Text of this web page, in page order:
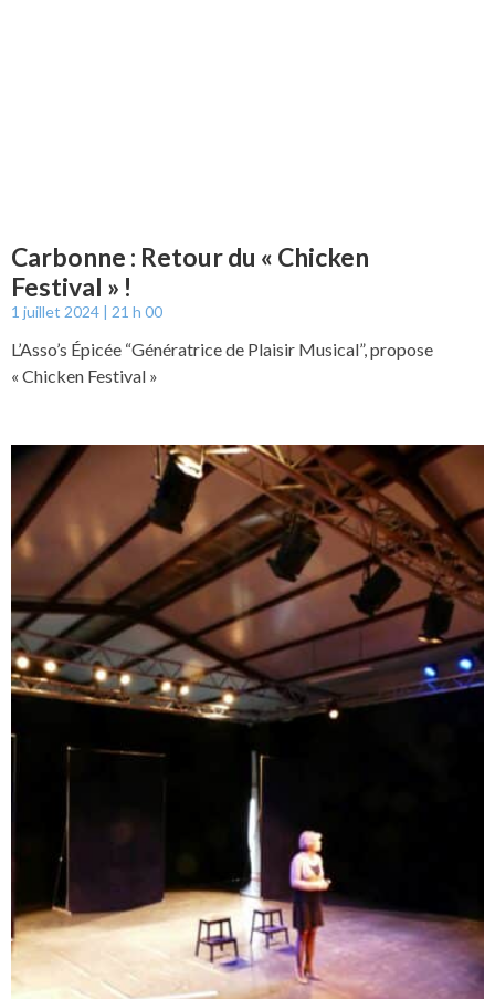
Carbonne : Retour du « Chicken
Festival » !
1 juillet 2024 21 h 00
L’Asso’s Épicée “Génératrice de Plaisir Musical”, propose
« Chicken Festival »